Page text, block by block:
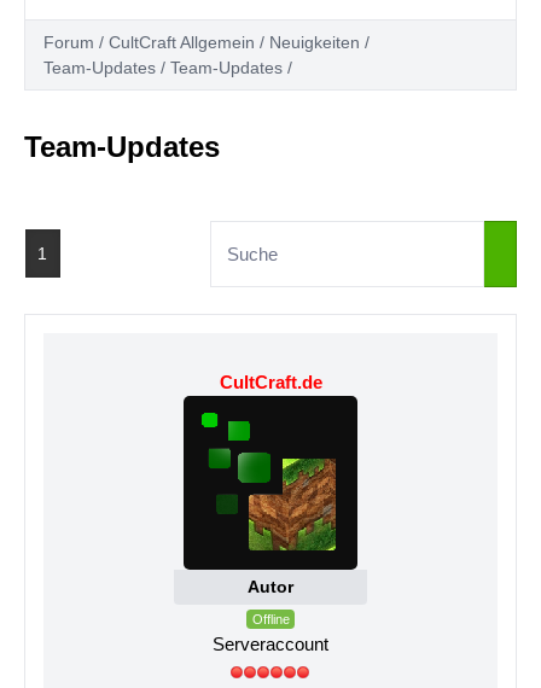
Forum CultCraft Allgemein
Neuigkeiten
Team-Updates
Team-Updates
Team-Updates
1
CultCraft.de
Autor
Offline
Serveraccount